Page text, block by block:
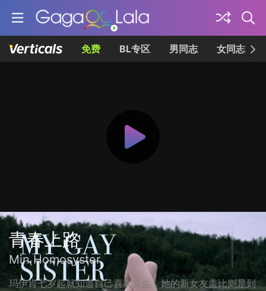
免费 BL专区 男同志 女同志
青春上路
Min Homosyster
玛伊肯七岁起就知道自己喜欢女生，她的新女友盖比则是到